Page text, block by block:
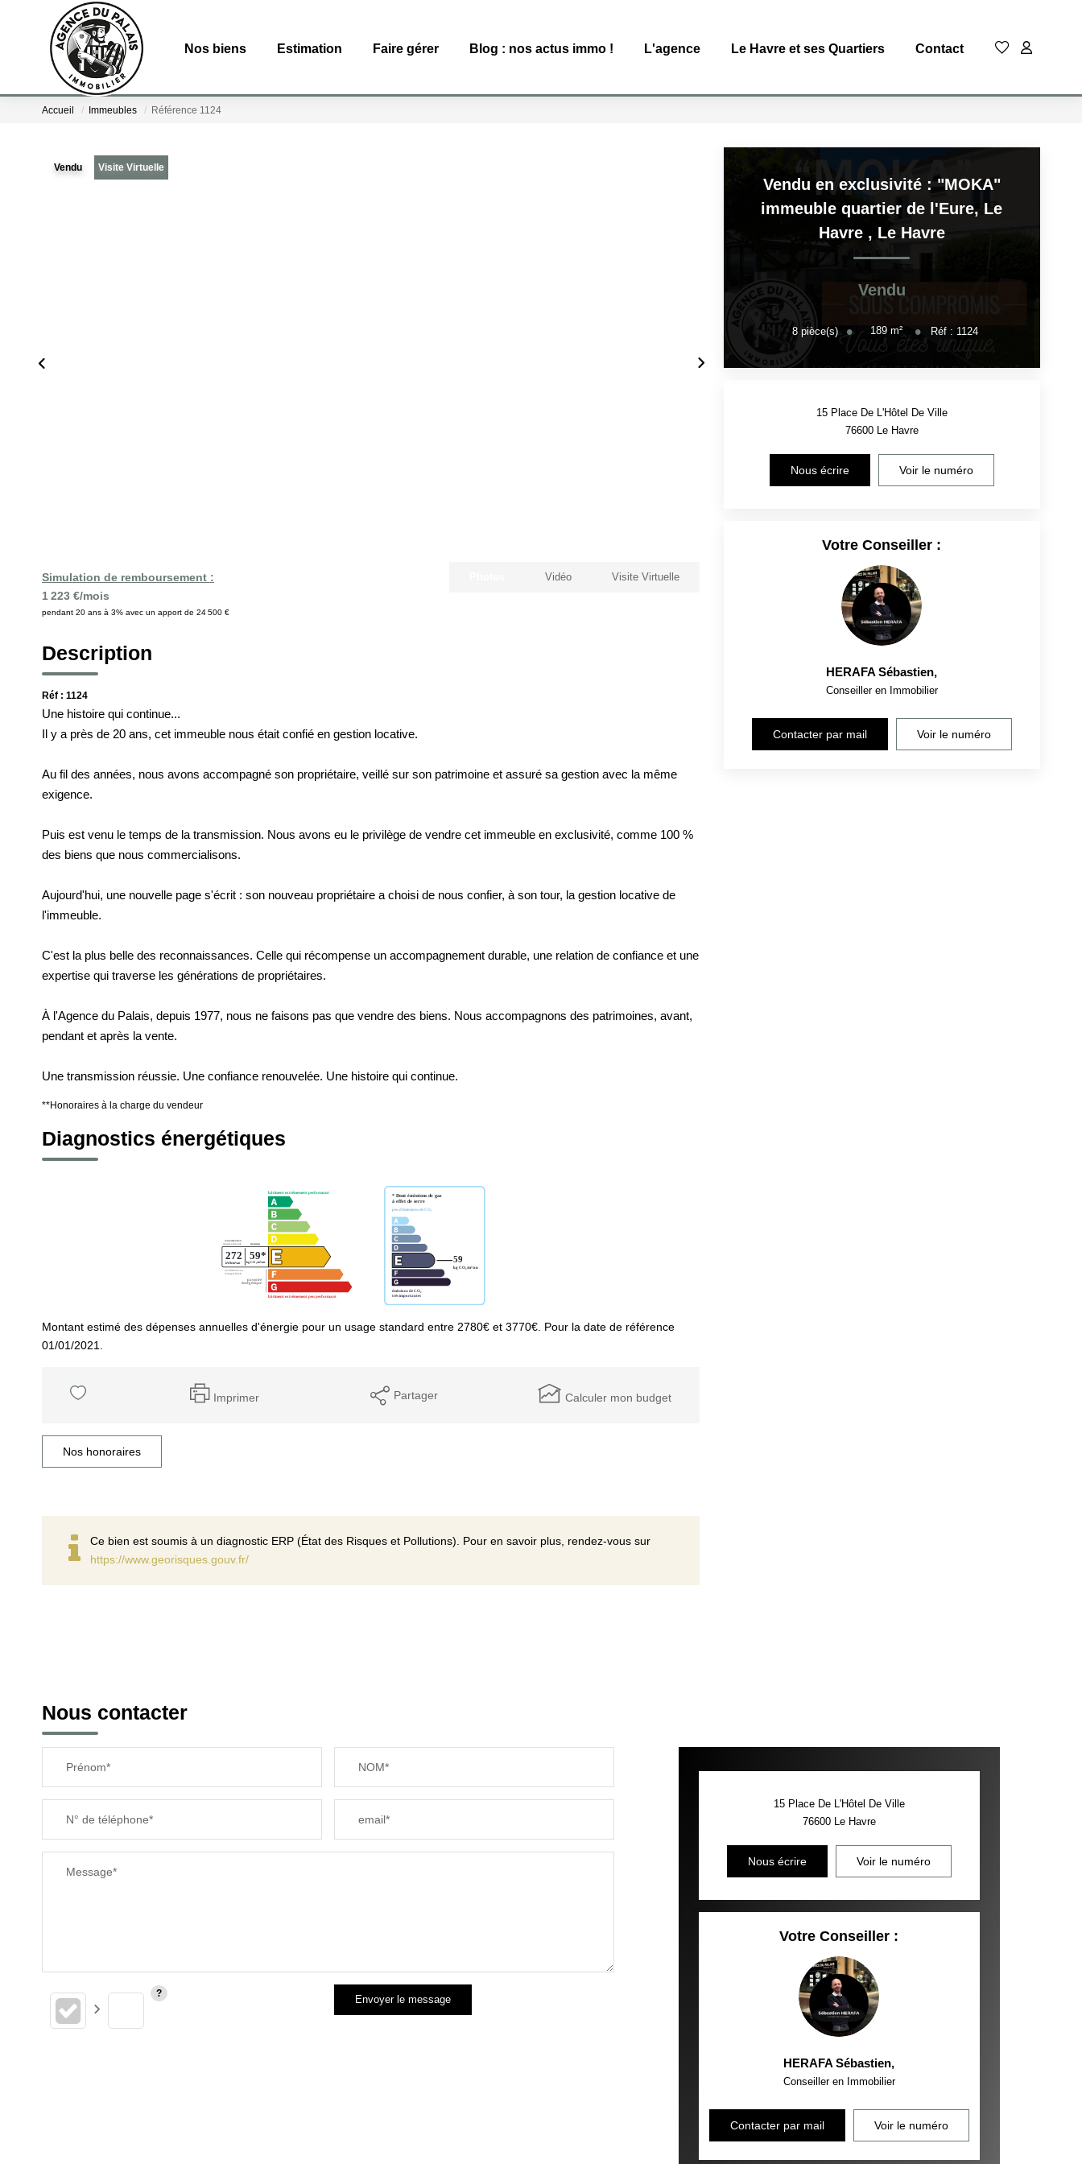
Nos biens Estimation Faire gérer Blog : nos actus immo ! L'agence Le Havre et ses Quartiers Contact
Accueil Immeubles Référence 1124
Vendu Visite Virtuelle
Simulation de remboursement :
1 223 €/mois
pendant 20 ans à 3% avec un apport de 24 500 €
Vidéo Visite Virtuelle
Description
Réf : 1124
Une histoire qui continue...
Il y a près de 20 ans, cet immeuble nous était confié en gestion locative.
Au fil des années, nous avons accompagné son propriétaire, veillé sur son patrimoine et assuré sa gestion avec la même
exigence.
Puis est venu le temps de la transmission. Nous avons eu le privilège de vendre cet immeuble en exclusivité, comme 100 %
des biens que nous commercialisons.
Aujourd'hui, une nouvelle page s'écrit : son nouveau propriétaire a choisi de nous confier, à son tour, la gestion locative de
l'immeuble.
C'est la plus belle des reconnaissances. Celle qui récompense un accompagnement durable, une relation de confiance et une
expertise qui traverse les générations de propriétaires.
À l'Agence du Palais, depuis 1977, nous ne faisons pas que vendre des biens. Nous accompagnons des patrimoines, avant,
pendant et après la vente.
Une transmission réussie. Une confiance renouvelée. Une histoire qui continue.
**Honoraires à la charge du vendeur
Diagnostics énergétiques
Montant estimé des dépenses annuelles d'énergie pour un usage standard entre 2780€ et 3770€. Pour la date de référence
01/01/2021.
Imprimer Partager Calculer mon budget
Nos honoraires
Ce bien est soumis à un diagnostic ERP (État des Risques et Pollutions). Pour en savoir plus, rendez-vous sur
https://www.georisques.gouv.fr/
Vendu en exclusivité : "MOKA"
immeuble quartier de l'Eure, Le
Havre , Le Havre
Vendu
8 pièce(s) 189 m² Réf : 1124
15 Place De L'Hôtel De Ville
76600 Le Havre
Nous écrire Voir le numéro
Votre Conseiller :
HERAFA Sébastien,
Conseiller en Immobilier
Contacter par mail Voir le numéro
Nous contacter
Prénom* NOM*
N° de téléphone* email*
Message*
Envoyer le message
15 Place De L'Hôtel De Ville
76600 Le Havre
Nous écrire Voir le numéro
Votre Conseiller :
HERAFA Sébastien,
Conseiller en Immobilier
Contacter par mail Voir le numéro